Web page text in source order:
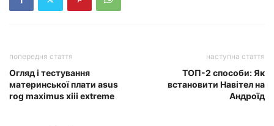
попередня стаття
Огляд і тестування
материнської плати asus
rog maximus xiii extreme
наступна стаття
ТОП-2 способи: Як
встановити Навітел на
Андроїд